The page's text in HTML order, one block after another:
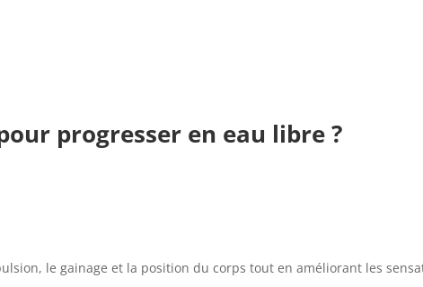
progresser en eau libre ?
le gainage et la position du corps tout en améliorant les